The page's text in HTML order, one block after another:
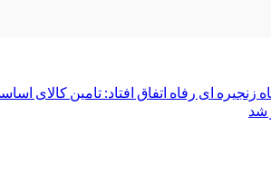
افتاد: تامین کالای اساسی ۳ هزار هیئت در ماه
شد